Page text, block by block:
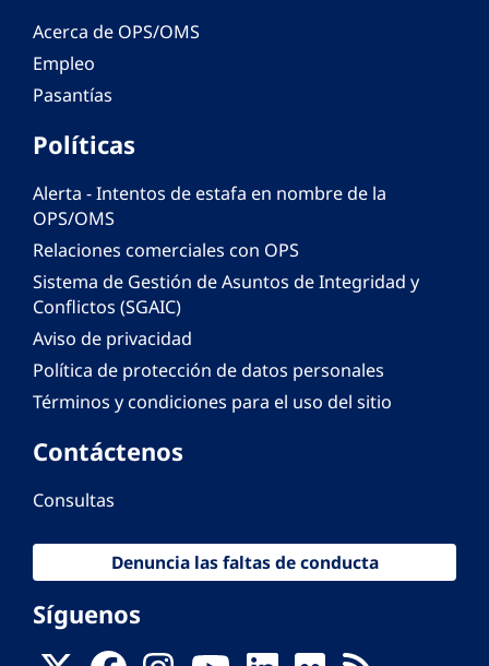
Acerca de OPS/OMS
Empleo
Pasantías
Políticas
Alerta - Intentos de estafa en nombre de la
OPS/OMS
Relaciones comerciales con OPS
Sistema de Gestión de Asuntos de Integridad y
Conflictos (SGAIC)
Aviso de privacidad
Política de protección de datos personales
Términos y condiciones para el uso del sitio
Contáctenos
Consultas
Denuncia las faltas de conducta
Síguenos